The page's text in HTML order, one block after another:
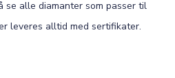
se alle diamanter som passer til
leveres alltid med sertifikater.